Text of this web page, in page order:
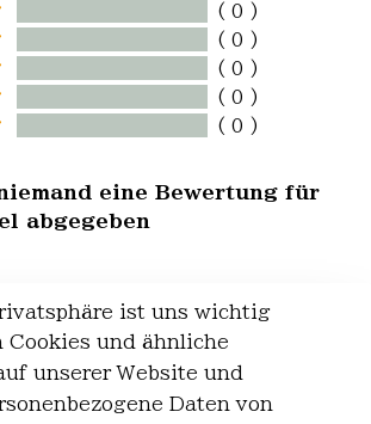
( 0 )
( 0 )
( 0 )
( 0 )
( 0 )
eine Bewertung für
abgegeben
Person - klicken Sie
ist uns wichtig
Cookies und ähnliche
unserer Website und
Daten von